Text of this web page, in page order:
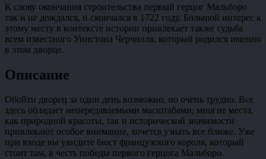
К слову окончания строительства первый герцог Мальборо
так и не дождался, н скончался в 1722 году. Большой интерес к
этому месту в контексте истории привлекает также судьба
всем известного Уинстона Черчилля, который родился именно
в этом дворце.
Описание
Обойти дворец за один день возможно, но очень трудно. Все
здесь обладает непередаваемыми масштабами, многие места,
как природной красоты, так и исторической значимости
привлекают особое внимание, хочется узнать все ближе. Уже
при входе вы увидите бюст французского короля, который
стоит там, в честь победы первого герцога Мальборо.